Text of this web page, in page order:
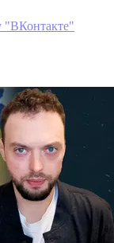
"ВКонтакте"